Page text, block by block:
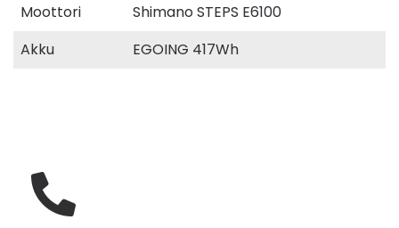
Moottori
Shimano STEPS E6100
Akku
EGOING 417Wh